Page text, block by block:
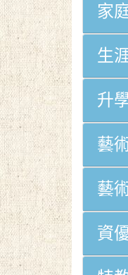
家
生
升
藝
藝
資